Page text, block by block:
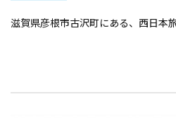
滋賀県彦根市古沢町にある、西日本